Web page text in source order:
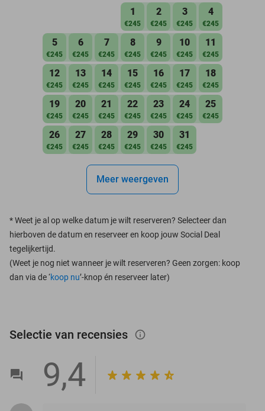
1
€245
2
€245
3
€245
4
€245
5
€245
6
€245
7
€245
8
€245
9
€245
10
€245
11
€245
12
€245
13
€245
14
€245
15
€245
16
€245
17
€245
18
€245
19
€245
20
€245
21
€245
22
€245
23
€245
24
€245
25
€245
26
€245
27
€245
28
€245
29
€245
30
€245
31
€245
Meer weergeven
*Weet je al op welke datum je wilt reserveren? Selecteer dan
hierboven de datum en reserveer en koop jouw Social Deal
tegelijkertijd.
(Weet je nog niet wanneer je wilt reserveren? Geen zorgen: koop
dan via de ‘koop nu’-knop én reserveer later)
Selectie van recensies info_outlined
9,4